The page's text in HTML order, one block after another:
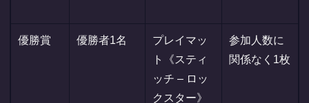
優勝賞 優勝者1名
プレイマッ
ト《スティ
ッチ – ロッ
クスター》
参加人数に
関係なく1枚